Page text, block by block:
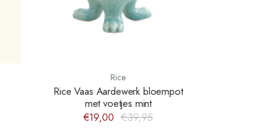
Rice
Rice Vaas Aardewerk bloempot
met voetjes mint
€19,00 €39,95